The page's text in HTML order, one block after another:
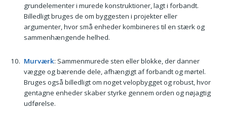
grundelementer i murede konstruktioner, lagt i forbandt.
Billedligt bruges de om byggesten i projekter eller
argumenter, hvor små enheder kombineres til en stærk og
sammenhængende helhed.
Murværk: Sammenmurede sten eller blokke, der danner
vægge og bærende dele, afhængigt af forbandt og mørtel.
Bruges også billedligt om noget velopbygget og robust, hvor
gentagne enheder skaber styrke gennem orden og nøjagtig
udførelse.